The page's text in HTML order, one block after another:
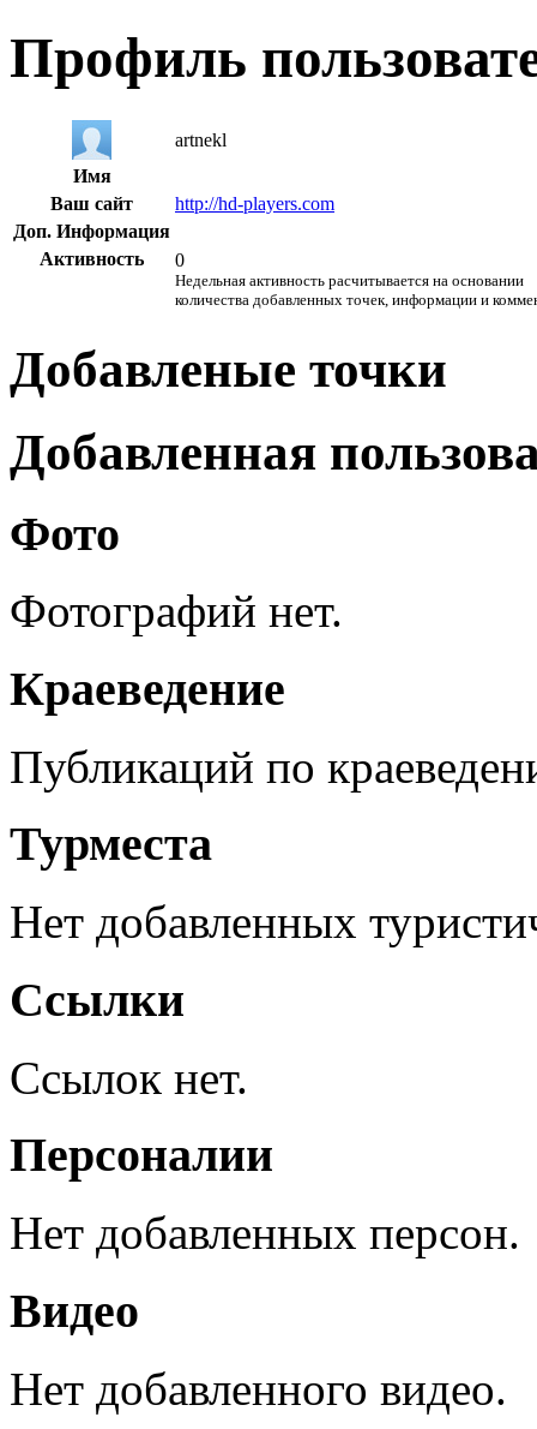
Профиль
artnekl
Имя
Ваш сайт
http://hd-players.com
Доп. Информация
Активность
0
Недельная активность расчитывается на основании
количества добавленных точек, информации и
Добавленые точки
Добавленная
Фото
Фотографий нет.
Краеведение
Публикаций по
Турместа
Нет добавленных
Ссылки
Ссылок нет.
Персоналии
Нет добавленных персон.
Видео
Нет добавленного видео.